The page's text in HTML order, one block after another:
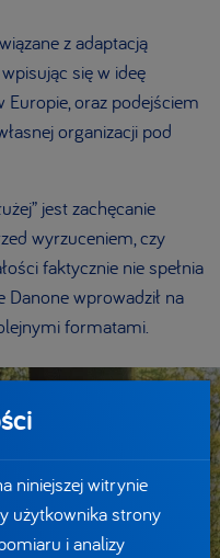
z adaptacją
się w ideę
oraz podejściem
organizacji pod
jest zachęcanie
wyrzuceniem, czy
faktycznie nie spełnia
Danone wprowadził na
formatami.
niniejszej witrynie
użytkownika strony
i analizy